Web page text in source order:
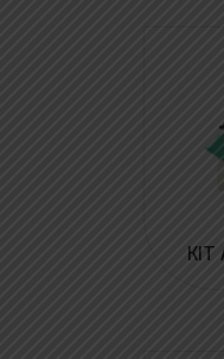
KIT